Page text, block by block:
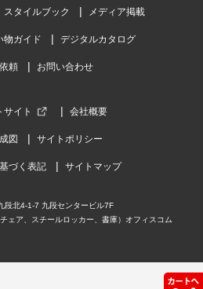
スタイルブック メディア掲載
物ガイド デジタルカタログ
頼 お問い合わせ
サイト 会社概要
図 サイトポリシー
づく表記 サイトマップ
段北4-1-7 九段センタービル7F
ェア、スチールロッカー、書庫）オフィスコム